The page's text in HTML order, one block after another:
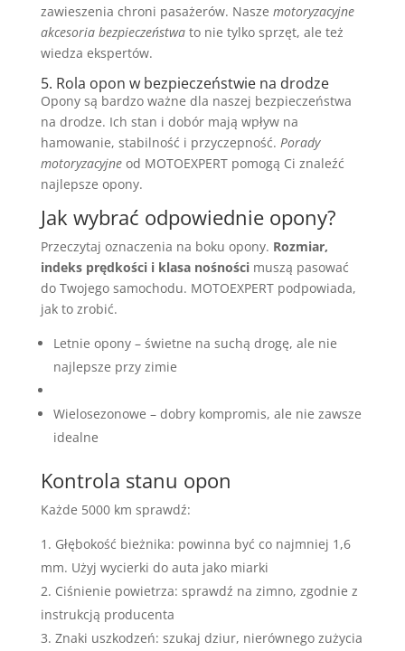
zawieszenia chroni pasażerów. Nasze motoryzacyjne
akcesoria bezpieczeństwato nie tylko sprzęt, ale też
wiedza ekspertów.
5. Rola opon w bezpieczeństwie na drodze
Opony są bardzo ważne dla naszej bezpieczeństwa
na drodze. Ich stan i dobór mają wpływ na
hamowanie, stabilność i przyczepność. Porady
motoryzacyjneod MOTOEXPERT pomogą Ci znaleźć
najlepsze opony.
Jak wybrać odpowiednie opony?
Przeczytaj oznaczenia na boku opony. Rozmiar,
indeks prędkości i klasa nośnościmuszą pasować
do Twojego samochodu. MOTOEXPERT podpowiada,
jak to zrobić.
Letnie opony – świetne na suchą drogę, ale nie
najlepsze przy zimie
Wielosezonowe – dobry kompromis, ale nie zawsze
idealne
Kontrola stanu opon
Każde 5000 km sprawdź:
Głębokość bieżnika: powinna być co najmniej 1,6
mm. Użyj wycierki do auta jako miarki
Ciśnienie powietrza: sprawdź na zimno, zgodnie z
instrukcją producenta
Znaki uszkodzeń: szukaj dziur, nierównego zużycia